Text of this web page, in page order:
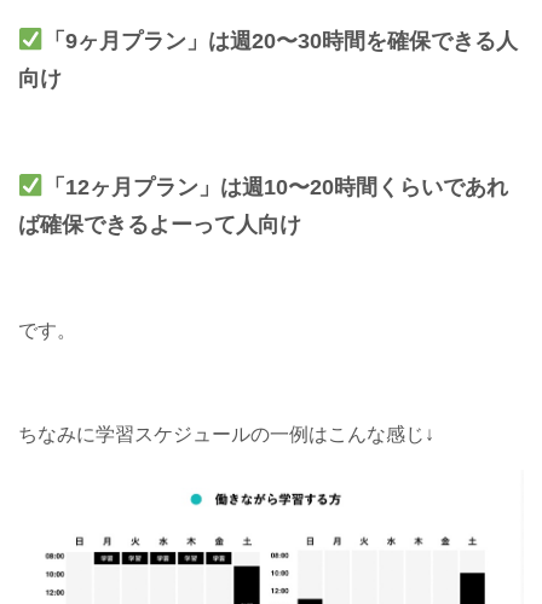
「9ヶ月プラン」は週20〜30時間を確保できる人
向け
「12ヶ月プラン」は週10〜20時間くらいであれ
ば確保できるよーって人向け
です。
ちなみに学習スケジュールの一例はこんな感じ↓